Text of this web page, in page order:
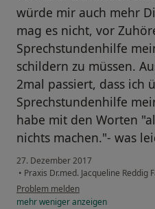
würde mir auch mehr
mag es nicht, vor
Sprechstundenhilfe
schildern zu müssen.
2mal passiert, dass ich
Sprechstundenhilfe
habe mit den Worten
nichts machen."- was
27. Dezember 2017
• Praxis Dr.med. Jacqueline
Problem melden
mehrwenigeranzeigen